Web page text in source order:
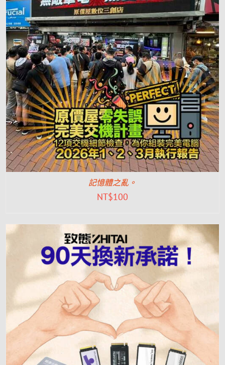
記憶體之亂。
NT$100